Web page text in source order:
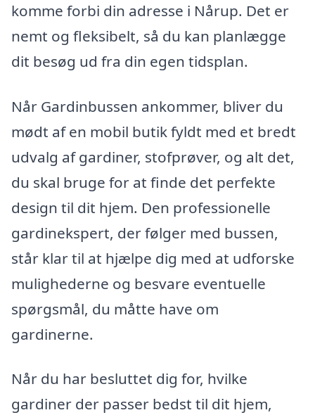
komme forbi din adresse i Nårup. Det er
nemt og fleksibelt, så du kan planlægge
dit besøg ud fra din egen tidsplan.
Når Gardinbussen ankommer, bliver du
mødt af en mobil butik fyldt med et bredt
udvalg af gardiner, stofprøver, og alt det,
du skal bruge for at finde det perfekte
design til dit hjem. Den professionelle
gardinekspert, der følger med bussen,
står klar til at hjælpe dig med at udforske
mulighederne og besvare eventuelle
spørgsmål, du måtte have om
gardinerne.
Når du har besluttet dig for, hvilke
gardiner der passer bedst til dit hjem,